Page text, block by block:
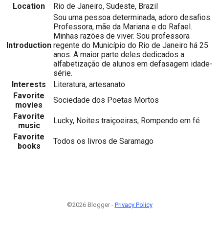
Location
Rio de Janeiro, Sudeste, Brazil
Introduction
Sou uma pessoa determinada, adoro desafios.
Professora, mãe da Mariana e do Rafael.
Minhas razões de viver. Sou professora
regente do Município do Rio de Janeiro há 25
anos. A maior parte deles dedicados a
alfabetização de alunos em defasagem idade-
série.
Interests
Literatura, artesanato
Favorite
movies
Sociedade dos Poetas Mortos
Favorite
music
Lucky, Noites traiçoeiras, Rompendo em fé
Favorite
books
Todos os livros de Saramago
©2026 Blogger - Privacy Policy